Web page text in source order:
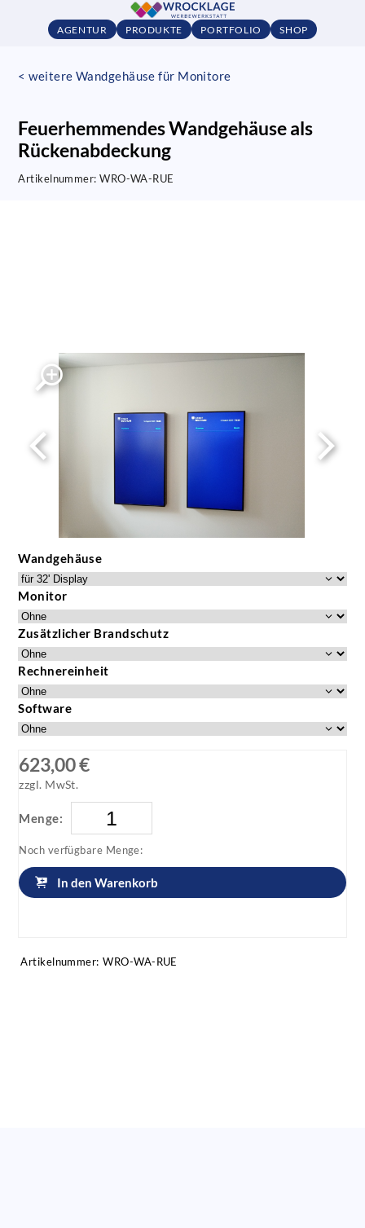
AGENTUR PRODUKTE PORTFOLIO SHOP
< weitere Wandgehäuse für Monitore
Feuerhemmendes Wandgehäuse als
Rückenabdeckung
Artikelnummer:WRO-WA-RUE
Wandgehäuse
Monitor
Zusätzlicher Brandschutz
Rechnereinheit
Software
623,00 €
zzgl. MwSt.
Menge:
Noch verfügbare Menge:
In den Warenkorb
Artikelnummer: WRO-WA-RUE